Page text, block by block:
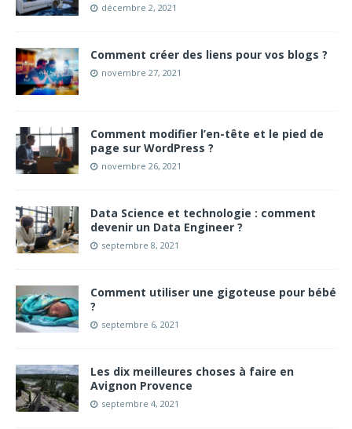
décembre 2, 2021
Comment créer des liens pour vos blogs ?
novembre 27, 2021
Comment modifier l’en-tête et le pied de
page sur WordPress ?
novembre 26, 2021
Data Science et technologie : comment
devenir un Data Engineer ?
septembre 8, 2021
Comment utiliser une gigoteuse pour bébé
?
septembre 6, 2021
Les dix meilleures choses à faire en
Avignon Provence
septembre 4, 2021